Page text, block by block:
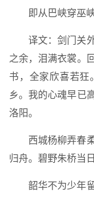
即从巴峡穿巫
译文：剑门关
之余，泪满衣裳。
书，全家欣喜若狂
乡。我的心魂早已
洛阳。
西城杨柳弄春
归舟。碧野朱桥当
韶华不为少年